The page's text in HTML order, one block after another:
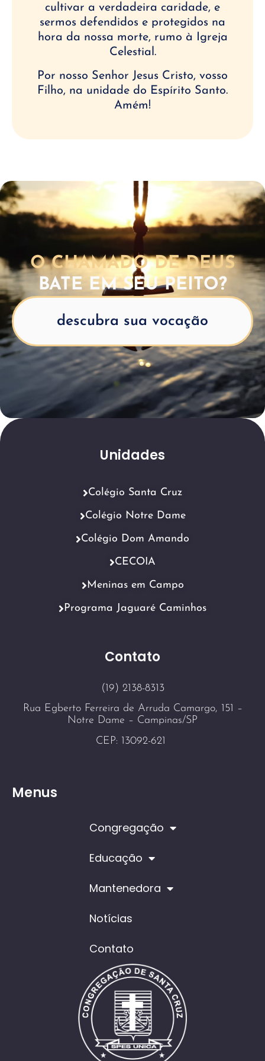
cultivar a verdadeira caridade, e
sermos defendidos e protegidos na
hora da nossa morte, rumo à Igreja
Celestial.
Por nosso Senhor Jesus Cristo, vosso
Filho, na unidade do Espírito Santo.
Amém!
O CHAMADO DE DEUS
BATE EM SEU PEITO?
descubra sua vocação
Contato
(19) 2138-8313
Rua Egberto Ferreira de Arruda Camargo, 151 –
Notre Dame – Campinas/SP
CEP: 13092-621
Menus
Congregação
Educação
Mantenedora
Notícias
Contato
Unidades
Colégio Santa Cruz
Colégio Notre Dame
Colégio Dom Amando
CECOIA
Meninas em Campo
Programa Jaguaré Caminhos